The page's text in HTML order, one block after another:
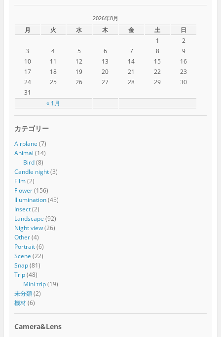
2026年8月
月 火 水 木 金 土 日
« 1月
1
2
3
4 5 6 7 8
9
10
11 12 13 14 15
16
17
18 19 20 21 22
23
24
25 26 27 28 29
30
31
カテゴリー
Airplane (7)
Animal (14)
Bird(8)
Candle night(3)
Film(2)
Flower(156)
Illumination(45)
Insect(2)
Landscape (92)
Night view(26)
Other(4)
Portrait(6)
Scene (22)
Snap(81)
Trip(48)
Mini trip(19)
未分類(2)
機材(6)
Camera&Lens